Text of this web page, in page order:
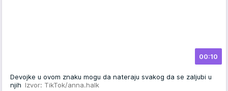
00:10
Devojke u ovom znaku mogu da nateraju svakog da se zaljubi u
njih Izvor: TikTok/anna.halk